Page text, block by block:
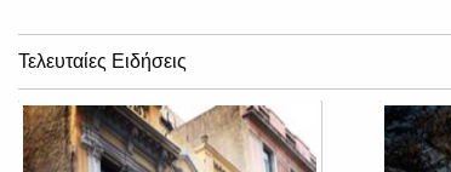
Τελευταίες Ειδήσεις